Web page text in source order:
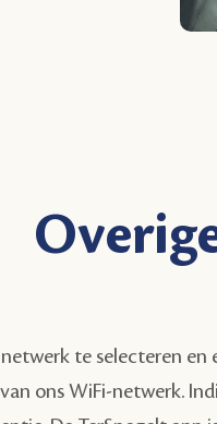
netwerk te selecteren
ons WiFi-netwerk.